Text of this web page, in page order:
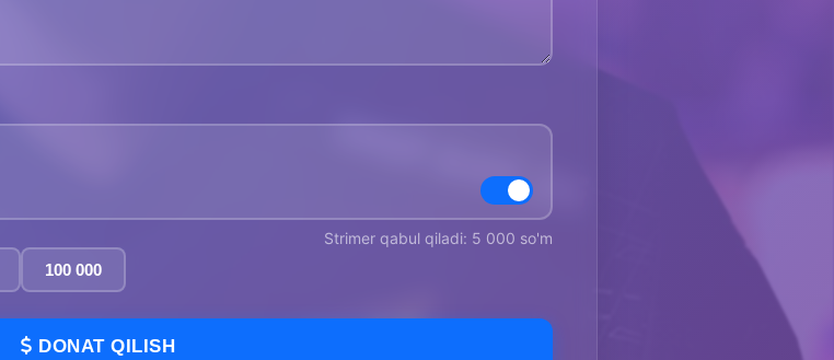
Strimer qabul qiladi: 5 000 so'm
100 000
DONAT QILISH